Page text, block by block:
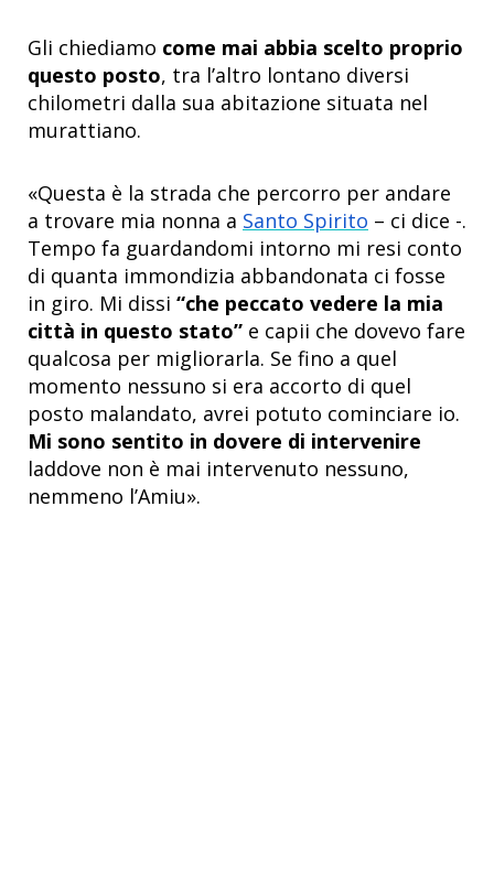
Gli chiediamo come mai abbia scelto proprio
questo posto, tra l’altro lontano diversi
chilometri dalla sua abitazione situata nel
murattiano.
«Questa è la strada che percorro per andare
a trovare mia nonna a Santo Spirito – ci dice -.
Tempo fa guardandomi intorno mi resi conto
di quanta immondizia abbandonata ci fosse
in giro. Mi dissi “che peccato vedere la mia
città in questo stato” e capii che dovevo fare
qualcosa per migliorarla. Se fino a quel
momento nessuno si era accorto di quel
posto malandato, avrei potuto cominciare io.
Mi sono sentito in dovere di intervenire
laddove non è mai intervenuto nessuno,
nemmeno l’Amiu».